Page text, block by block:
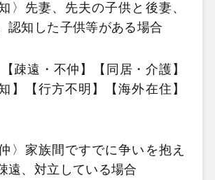
〉先妻、先夫の子供と後妻、
認知した子供等がある場合
疎遠・不仲】【同居・介護】
】【行方不明】【海外在住】
族間ですでに争いを抱え
遠、対立している場合